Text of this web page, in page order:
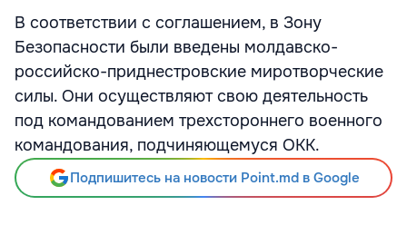
В соответствии с соглашением, в Зону
Безопасности были введены молдавско-
российско-приднестровские миротворческие
силы. Они осуществляют свою деятельность
под командованием трехстороннего военного
командования, подчиняющемуся ОКК.
Подпишитесь на новости Point.md в Google